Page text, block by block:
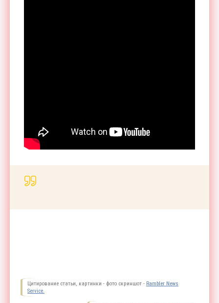
Цитирование статьи, картинки - фото скриншот - Rambler News
Service.